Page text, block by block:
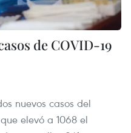
de COVID-19
nuevos casos del
elevó a 1068 el